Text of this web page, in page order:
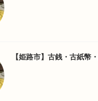
【姫路市】古銭・古紙幣